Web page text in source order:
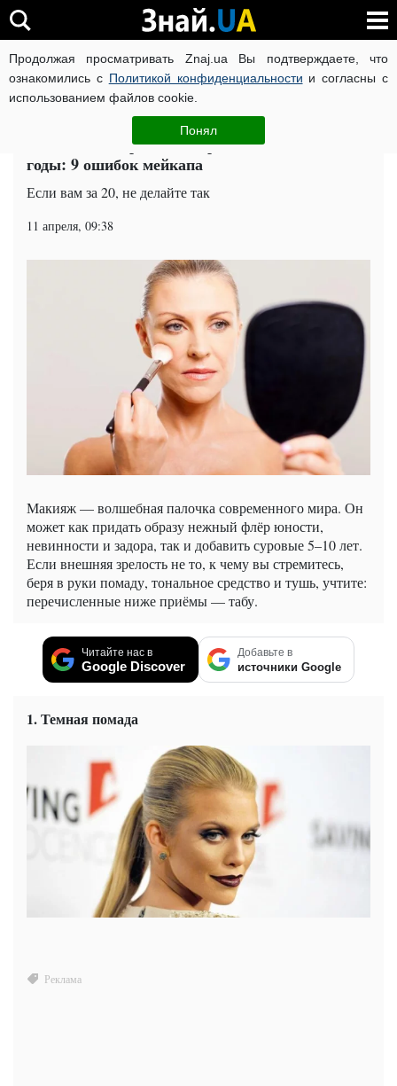
Продолжая просматривать Znaj.ua Вы подтверждаете, что
ознакомились с Политикой конфиденциальности и согласны с
использованием файлов cookie.
Понял
ВОЙНА РОССИИ ПРОТИВ УКРАИНЫ КОРОНАВИРУС В
ЧИТАТИ УКРАЇНСЬКОЮ
Макияж, которым вы дорисовываете себе
годы: 9 ошибок мейкапа
Если вам за 20, не делайте так
11 апреля, 09:38
Макияж — волшебная палочка современного мира. Он
может как придать образу нежный флёр юности,
невинности и задора, так и добавить суровые 5–10 лет.
Если внешняя зрелость не то, к чему вы стремитесь,
беря в руки помаду, тональное средство и тушь, учтите:
перечисленные ниже приёмы — табу.
Читайте нас в
Google Discover
Добавьте в
источники Google
1. Темная помада